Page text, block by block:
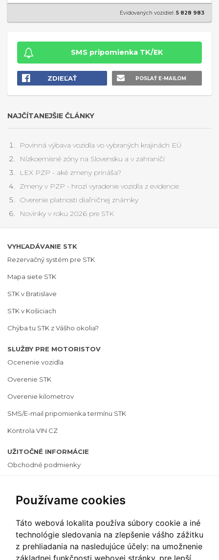
Používame cookies
Táto webová lokalita používa súbory cookie a iné
technológie sledovania na zlepšenie vášho zážitku
z prehliadania na nasledujúce účely: na umožnenie
základnej funkčnosti webovej stránky, pre lepší
Evidovaných vozidiel: 5 828 983
SMS pripomienka TK/EK
ZDIEĽAŤ POSLAŤ E-MAILOM
NAJČÍTANEJŠIE ČLÁNKY
Povinná výbava vozidla vo vybraných krajinách EÚ
Nízkoemisné zóny na Slovensku a v zahraničí
LEX PZP - aké zmeny prináša?
Zmeny v PZP - hrozí vyradenie vozidla z evidencie
Overenie platnosti diaľničnej známky
Novinky v roku 2026 pre STK
VYHĽADÁVANIE STK
Rezervačný systém pre STK
Mapa siete STK
STK v Bratislave
STK v Košiciach
Chýba tu STK z Vášho okolia?
SLUŽBY PRE MOTORISTOV
Ocenenie vozidla
Overenie STK
Overenie kilometrov
SMS/E-mail pripomienka termínu STK
Kontrola VIN CZ
UŽITOČNÉ INFORMÁCIE
Obchodné podmienky
Ochrana osobných údajov
Informácie o cookies
Zmeniť nastavenie cookies